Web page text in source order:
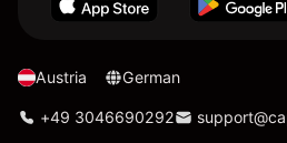
Austria German
+49 3046690292